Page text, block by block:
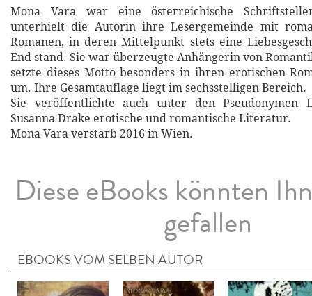
Mona Vara war eine österreichische
unterhielt die Autorin ihre Lesergemeinde mit
Romanen, in deren Mittelpunkt stets eine
End stand. Sie war überzeugte Anhängerin von
setzte dieses Motto besonders in ihren erotischen
um. Ihre Gesamtauflage liegt im sechsstelligen Bereich.
Sie veröffentlichte auch unter den Pseudonymen
Susanna Drake erotische und romantische Literatur.
Mona Vara verstarb 2016 in Wien.
Diese eBooks könnten
gefallen
EBOOKS VOM SELBEN AUTOR